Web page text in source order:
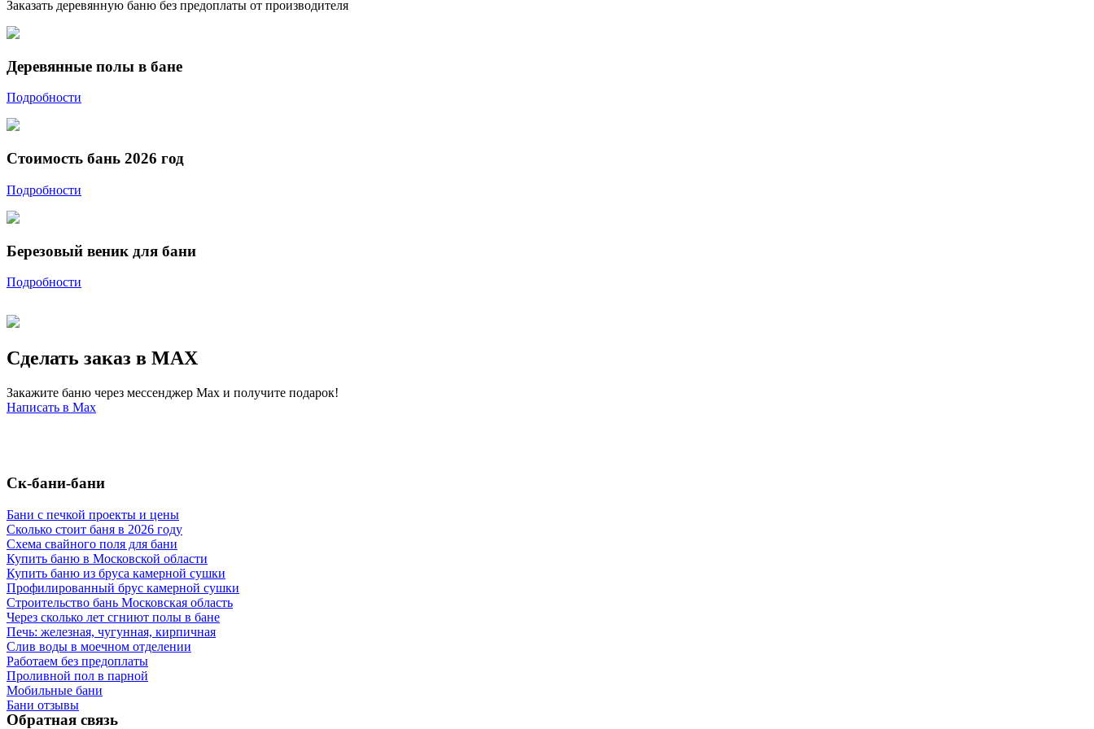
Заказать деревянную баню без предоплаты от производителя
Деревянные полы в бане
Подробности
Стоимость бань 2026 год
Подробности
Березовый веник для бани
Подробности
Сделать заказ в MAX
Закажите баню через мессенджер Max и получите подарок!
Написать в Max
Ск-бани-бани
Бани с печкой проекты и цены
Сколько стоит баня в 2026 году
Схема свайного поля для бани
Купить баню в Московской области
Купить баню из бруса камерной сушки
Профилированный брус камерной сушки
Строительство бань Московская область
Через сколько лет сгниют полы в бане
Печь: железная, чугунная, кирпичная
Слив воды в моечном отделении
Работаем без предоплаты
Проливной пол в парной
Мобильные бани
Бани отзывы
Обратная связь